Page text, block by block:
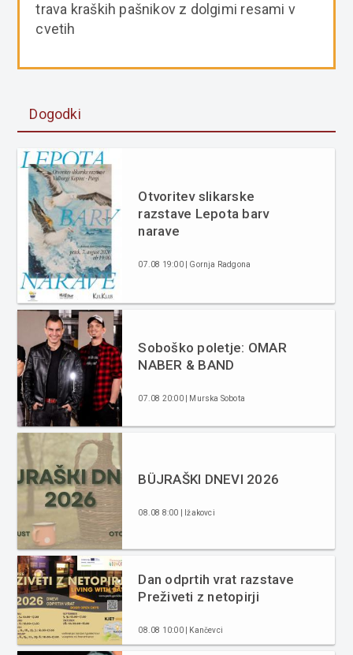
trava kraških pašnikov z dolgimi resami v
cvetih
Dogodki
Otvoritev slikarske
razstave Lepota barv
narave
07.08 19:00 | Gornja Radgona
Soboško poletje: OMAR
NABER & BAND
07.08 20:00 | Murska Sobota
BÜJRAŠKI DNEVI 2026
08.08 8:00 | Ižakovci
Dan odprtih vrat razstave
Preživeti z netopirji
08.08 10:00 | Kančevci